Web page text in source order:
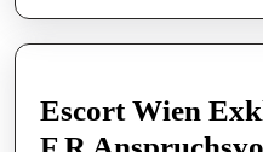
Escort Wien